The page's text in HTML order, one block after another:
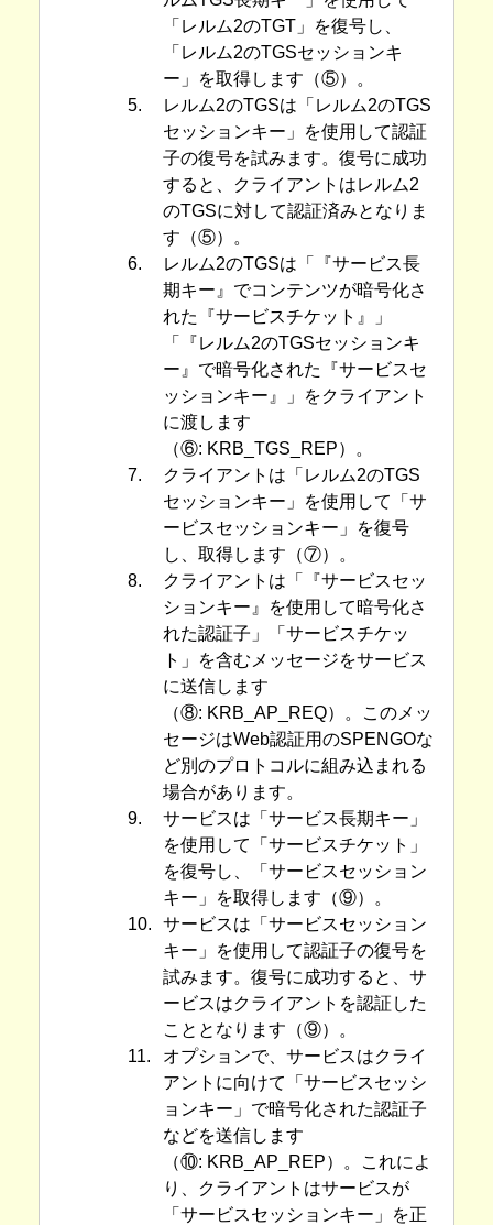
「レルム2のTGT」を復号し、
「レルム2のTGSセッションキ
ー」を取得します（⑤）。
5.
レルム2のTGSは「レルム2のTGS
セッションキー」を使用して認証
子の復号を試みます。復号に成功
すると、クライアントはレルム2
のTGSに対して認証済みとなりま
す（⑤）。
6.
レルム2のTGSは「『サービス長
期キー』でコンテンツが暗号化さ
れた『サービスチケット』」
「『レルム2のTGSセッションキ
ー』で暗号化された『サービスセ
ッションキー』」をクライアント
に渡します
（⑥: KRB_TGS_REP）。
7.
クライアントは「レルム2のTGS
セッションキー」を使用して「サ
ービスセッションキー」を復号
し、取得します（⑦）。
8.
クライアントは「『サービスセッ
ションキー』を使用して暗号化さ
れた認証子」「サービスチケッ
ト」を含むメッセージをサービス
に送信します
（⑧: KRB_AP_REQ）。このメッ
セージはWeb認証用のSPENGOな
ど別のプロトコルに組み込まれる
場合があります。
9.
サービスは「サービス長期キー」
を使用して「サービスチケット」
を復号し、「サービスセッション
キー」を取得します（⑨）。
10.
サービスは「サービスセッション
キー」を使用して認証子の復号を
試みます。復号に成功すると、サ
ービスはクライアントを認証した
こととなります（⑨）。
11.
オプションで、サービスはクライ
アントに向けて「サービスセッシ
ョンキー」で暗号化された認証子
などを送信します
（⑩: KRB_AP_REP）。これによ
り、クライアントはサービスが
「サービスセッションキー」を正